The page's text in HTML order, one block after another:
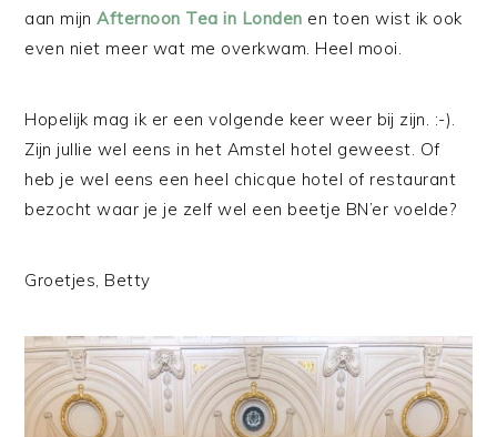
aan mijnAfternoon Tea in Londen en toen wist ik ook
even niet meer wat me overkwam. Heel mooi.
Hopelijk mag ik er een volgende keer weer bij zijn. :-).
Zijn jullie wel eens in het Amstel hotel geweest. Of
heb je wel eens een heel chicque hotel of restaurant
bezocht waar je je zelf wel een beetje BN’er voelde?
Groetjes, Betty